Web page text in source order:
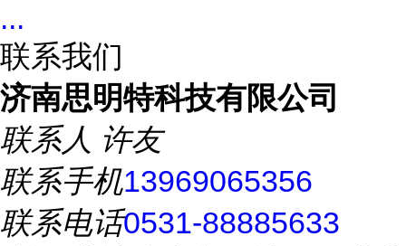
...
联系我们
济南思明特科技有限公司
联系人 许友
联系手机13969065356
联系电话0531-88885633